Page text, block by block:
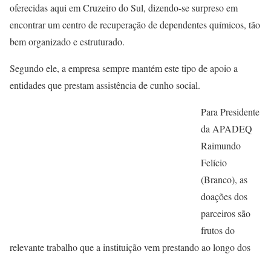
oferecidas aqui em Cruzeiro do Sul, dizendo-se surpreso em
encontrar um centro de recuperação de dependentes químicos, tão
bem organizado e estruturado.
Segundo ele, a empresa sempre mantém este tipo de apoio a
entidades que prestam assistência de cunho social.
Para Presidente
da APADEQ
Raimundo
Felício
(Branco), as
doações dos
parceiros são
frutos do
relevante trabalho que a instituição vem prestando ao longo dos